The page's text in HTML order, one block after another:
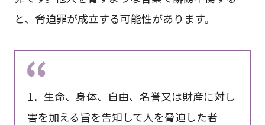
と、脅迫罪が成立する可能性があります。
1．生命、身体、自由、名誉又は財産に対し
害を加える旨を告知して人を脅迫した者